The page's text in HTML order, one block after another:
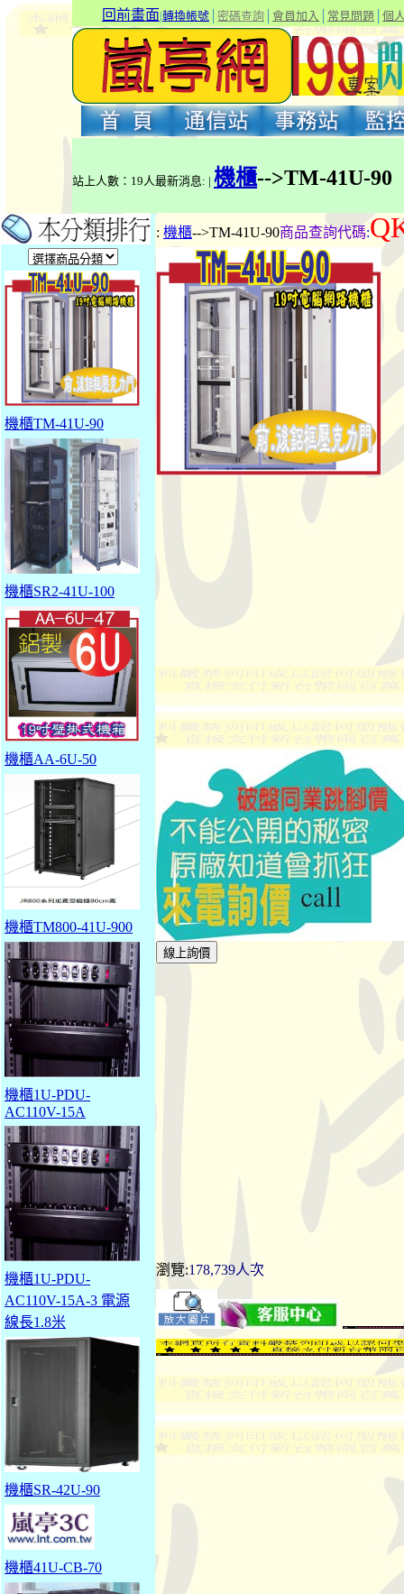
回前畫面|轉換帳號 密碼查詢 會員加入 常見問題 個
站上人數：19人最新消息: | 機櫃-->TM-41U-90
機櫃TM-41U-90
機櫃SR2-41U-100
機櫃AA-6U-50
機櫃TM800-41U-900
機櫃1U-PDU-
AC110V-15A
機櫃1U-PDU-
AC110V-15A-3 電源
線長1.8米
機櫃SR-42U-90
機櫃41U-CB-70
: 機櫃-->TM-41U-90商品查詢代碼:
瀏覽:178,739人次